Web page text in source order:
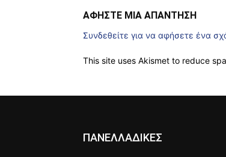
ΑΦΗΣΤΕ ΜΙΑ ΑΠΑΝΤΗΣΗ
Συνδεθείτε για να αφήσετε ένα
This site uses Akismet to reduce
ΠΑΝΕΛΛΑΔΙΚΕΣ